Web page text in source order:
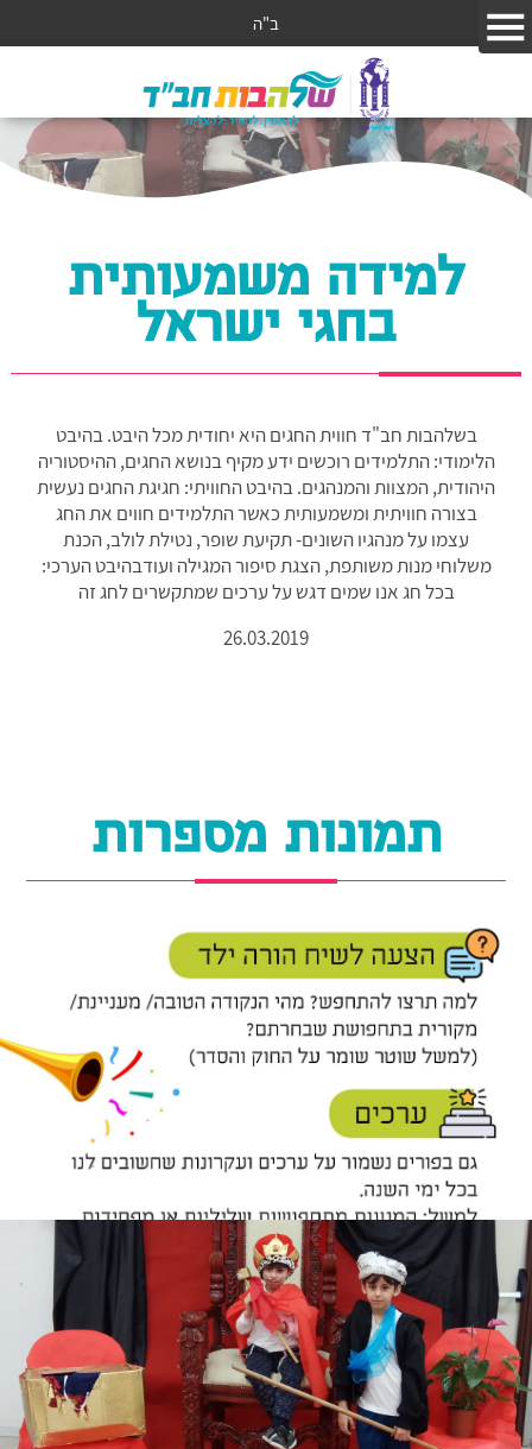
ב"ה
למידה משמעותית
בחגי ישראל
בשלהבות חב"ד חווית החגים היא יחודית מכל היבט. בהיבט
הלימודי: התלמידים רוכשים ידע מקיף בנושא החגים, ההיסטוריה
היהודית, המצוות והמנהגים. בהיבט החוויתי: חגיגת החגים נעשית
בצורה חוויתית ומשמעותית כאשר התלמידים חווים את החג
עצמו על מנהגיו השונים- תקיעת שופר, נטילת לולב, הכנת
משלוחי מנות משותפת, הצגת סיפור המגילה ועודבהיבט הערכי:
בכל חג אנו שמים דגש על ערכים שמתקשרים לחג זה
26.03.2019
תמונות מספרות